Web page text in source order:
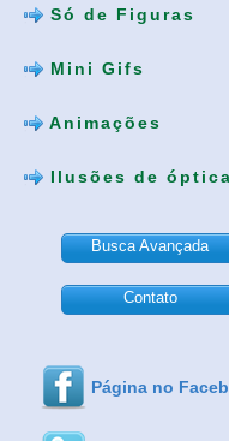
Só de Figuras
Mini Gifs
Animações
Ilusões de óptica
Busca Avançada
Contato
Página no